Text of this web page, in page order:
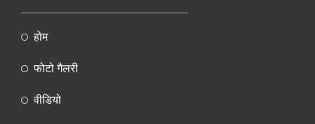
होम
फोटो गैलरी
वीडियो